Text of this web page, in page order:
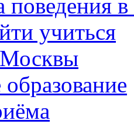
поведения
учиться